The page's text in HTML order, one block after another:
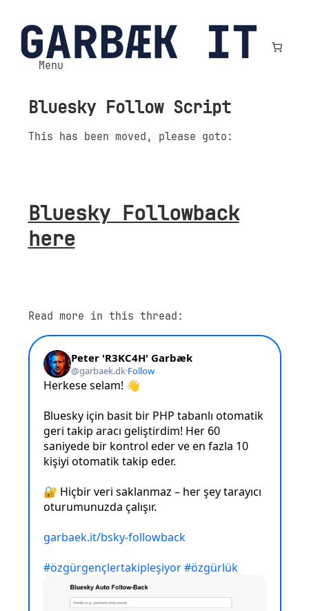
til
indhold
Menu
Bluesky Follow Script
This has been moved, please goto:
Bluesky Followback
here
Read more in this thread: